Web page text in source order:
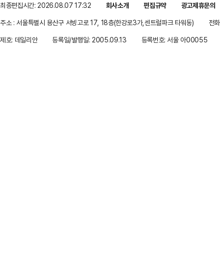
최종편집시간: 2026.08.07 17:32 회사소개 편집규약
광고제휴문의
주소 : 서울특별시 용산구 서빙고로 17, 18층(한강로3가,센트럴파크 타워동)
전
제호: 데일리안
등록일/발행일: 2005.09.13 등록번호: 서울 아00055